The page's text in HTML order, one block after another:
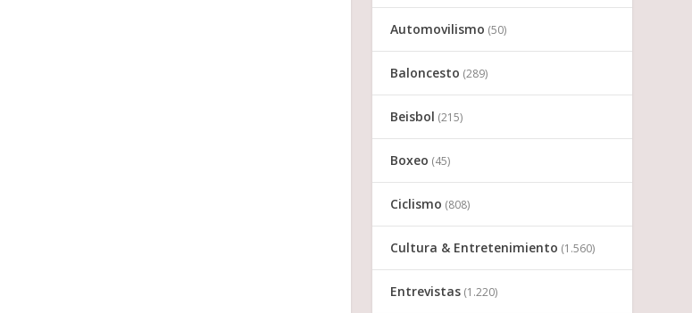
Automovilismo (50)
Baloncesto (289)
Beisbol (215)
Boxeo (45)
Ciclismo (808)
Cultura & Entretenimiento (1.560)
Entrevistas (1.220)